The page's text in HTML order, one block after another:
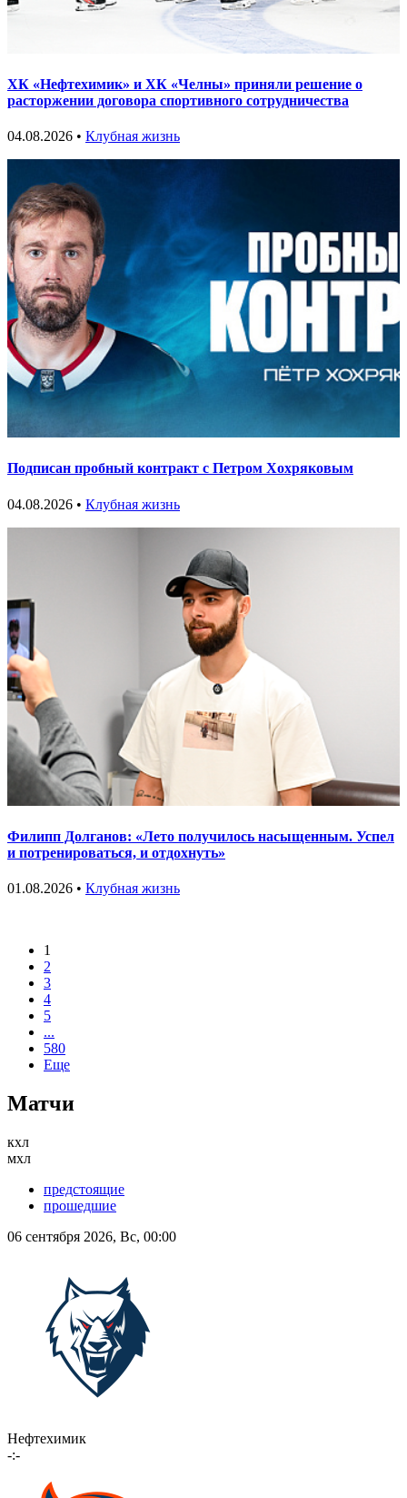
ХК «Нефтехимик» и ХК «Челны» приняли решение о
расторжении договора спортивного сотрудничества
04.08.2026 • Клубная жизнь
Подписан пробный контракт с Петром Хохряковым
04.08.2026 • Клубная жизнь
Филипп Долганов: «Лето получилось насыщенным. Успел
и потренироваться, и отдохнуть»
01.08.2026 • Клубная жизнь
1
2
3
4
5
...
580
Еще
Матчи
кхл
мхл
предстоящие
прошедшие
06 сентября 2026, Вс, 00:00
Нефтехимик
-:-